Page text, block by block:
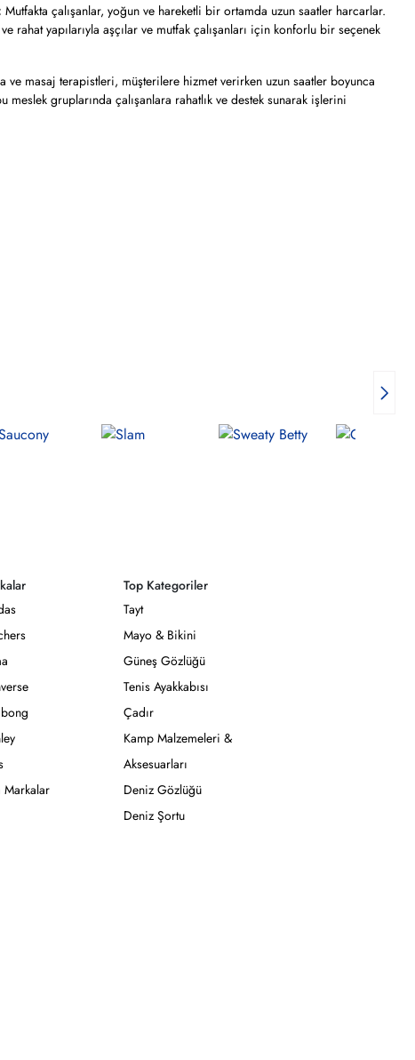
Mutfakta çalışanlar, yoğun ve hareketli bir ortamda uzun saatler harcarlar.
rahat yapılarıyla aşçılar ve mutfak çalışanları için konforlu bir seçenek
ve masaj terapistleri, müşterilere hizmet verirken uzun saatler boyunca
gruplarında çalışanlara rahatlık ve destek sunarak işlerini
Markalar
Top Kategoriler
Tayt
Mayo & Bikini
Güneş Gözlüğü
Tenis Ayakkabısı
Çadır
Kamp Malzemeleri &
Aksesuarları
Deniz Gözlüğü
Deniz Şortu